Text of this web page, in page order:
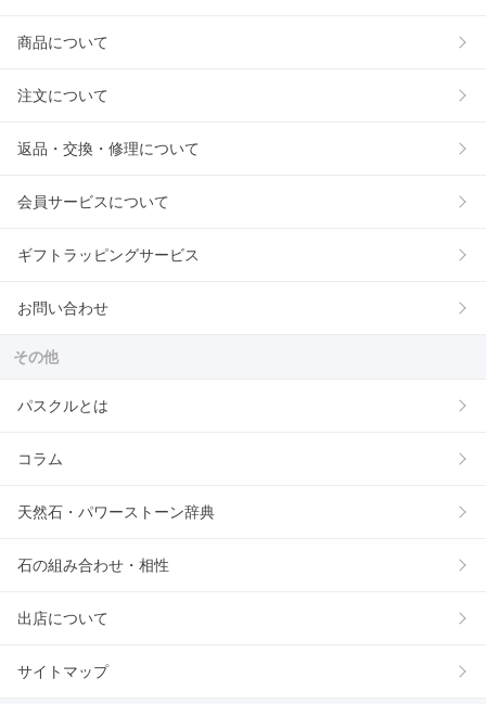
商品について
注文について
返品・交換・修理について
会員サービスについて
ギフトラッピングサービス
お問い合わせ
その他
パスクルとは
コラム
天然石・パワーストーン辞典
石の組み合わせ・相性
出店について
サイトマップ